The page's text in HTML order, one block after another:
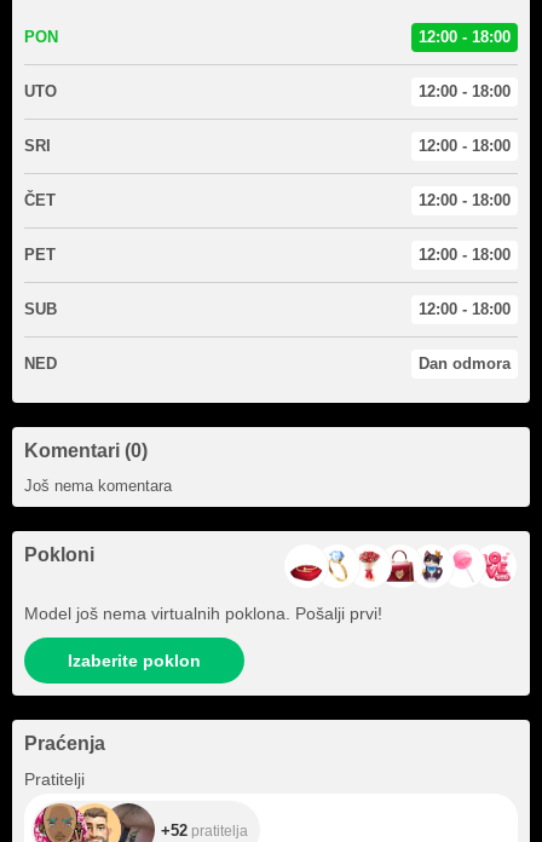
PON 12:00 - 18:00
UTO 12:00 - 18:00
SRI 12:00 - 18:00
ČET 12:00 - 18:00
PET 12:00 - 18:00
SUB 12:00 - 18:00
NED Dan odmora
Komentari (0)
Još nema komentara
Pokloni
Model još nema virtualnih poklona. Pošalji prvi!
Izaberite poklon
Praćenja
Pratitelji
+52 pratitelja